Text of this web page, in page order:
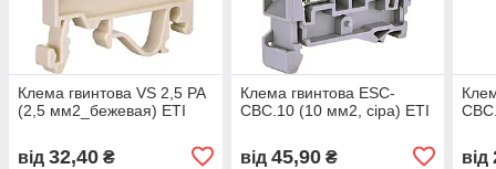
Клема гвинтова VS 2,5 PA
(2,5 мм2_бежевая) ETI
від 32,40 ₴
Клема гвинтова ESC-
CBC.10 (10 мм2, сіра) ETI
від 45,90₴ від